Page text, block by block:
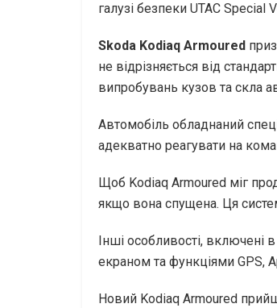
галузі безпеки UTAC Special
Skoda Kodiaq Armoured
не відрізняється від
випробувань кузов та скла
Автомобіль обладнаний
адекватно реагувати на
Щоб Kodiaq Armoured міг
якщо вона спущена. Ця
Інші особливості,
екраном та функціями GPS,
Новий Kodiaq Armoured